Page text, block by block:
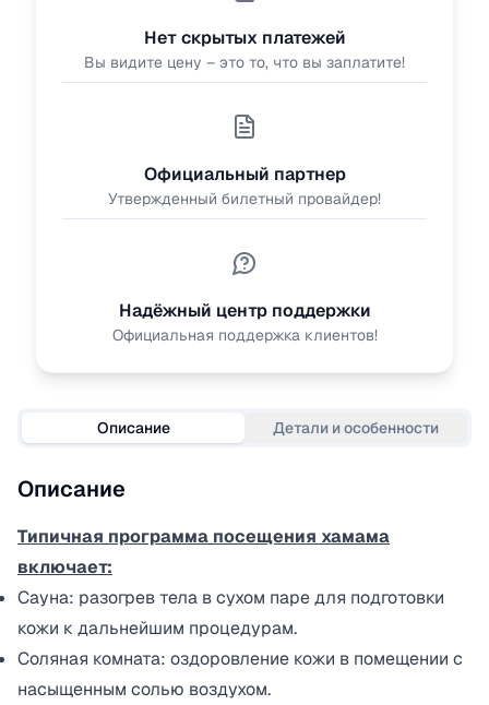
Нет скрытых платежей
Вы видите цену – это то, что вы заплатите!
Официальный партнер
Утвержденный билетный провайдер!
Надёжный центр поддержки
Официальная поддержка клиентов!
Описание Детали и особенности
Описание
Типичная программа посещения хамама
включает:
Сауна: разогрев тела в сухом паре для подготовки
кожи к дальнейшим процедурам.​
Соляная комната: оздоровление кожи в помещении с
насыщенным солью воздухом.​